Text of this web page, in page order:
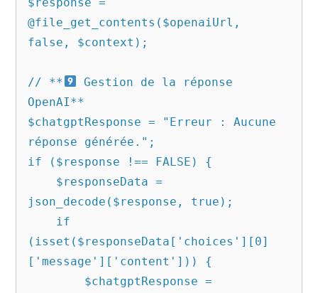
@file_get_contents($openaiUrl,
false, $context);
// **
Gestion de la réponse
OpenAI**
$chatgptResponse = "Erreur : Aucune
réponse générée.";
if ($response !== FALSE) {
json_decode($response, true);
(isset($responseData['choices'][0]
['message']['content'])) {